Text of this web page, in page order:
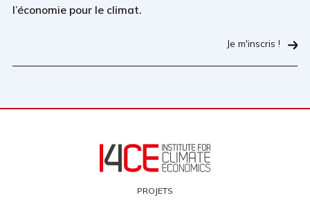
l’économie pour le climat.
Je m'inscris !
PROJETS